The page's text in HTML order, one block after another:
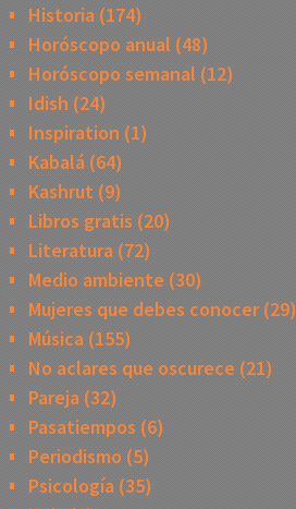
Historia(174)
Horóscopo anual (48)
Horóscopo semanal (12)
Idish (24)
Inspiration (1)
Kabalá(64)
Kashrut (9)
Libros gratis (20)
Literatura(72)
Medio ambiente (30)
Mujeres que debes conocer(29)
Música(155)
No aclares que oscurece (21)
Pareja(32)
Pasatiempos (6)
Periodismo (5)
Psicología(35)